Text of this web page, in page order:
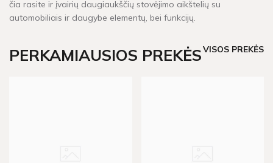
čia rasite ir įvairių daugiaukščių stovėjimo aikštelių su
automobiliais ir daugybe elementų, bei funkcijų.
PERKAMIAUSIOS PREKĖSVISOS PREKĖS